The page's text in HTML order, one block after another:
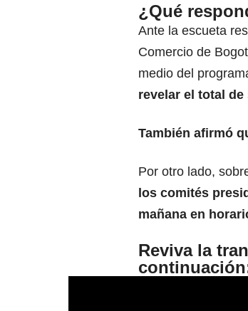
¿Qué
Ante la escueta
Comercio de
medio del
revelar el total
También afirmó
Por otro lado,
los comités
mañana en
Reviva la